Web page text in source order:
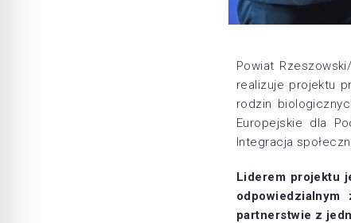
Powiat
realizuje projektu
rodzin
Europejskie dla
Integracja
Liderem projektu
partnerstwie z